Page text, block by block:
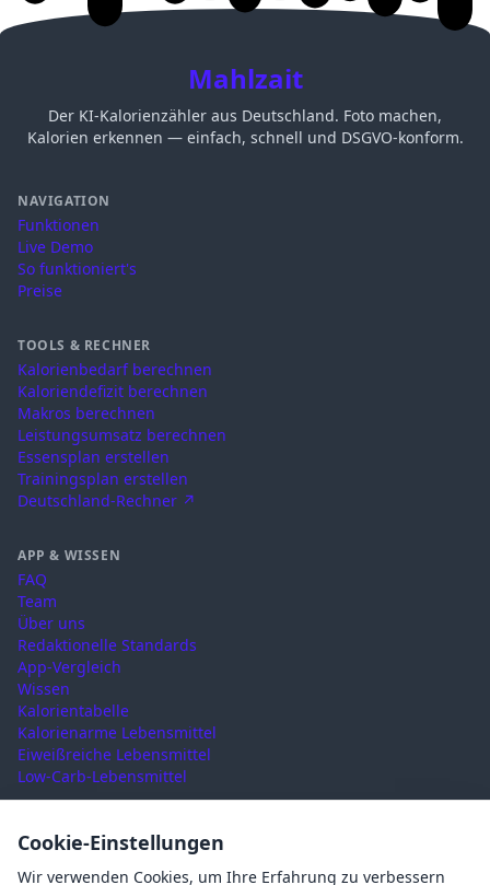
Mahlzait
Der KI-Kalorienzähler aus Deutschland. Foto machen,
Kalorien erkennen — einfach, schnell und DSGVO-konform.
NAVIGATION
Funktionen
Live Demo
So funktioniert's
Preise
TOOLS & RECHNER
Kalorienbedarf berechnen
Kaloriendefizit berechnen
Makros berechnen
Leistungsumsatz berechnen
Essensplan erstellen
Trainingsplan erstellen
Deutschland-Rechner ↗
APP & WISSEN
FAQ
Team
Über uns
Redaktionelle Standards
App-Vergleich
Wissen
Kalorientabelle
Kalorienarme Lebensmittel
Eiweißreiche Lebensmittel
Low-Carb-Lebensmittel
RECHTLICHES
Nutzungsbedingungen
Datenschutz
Cookie-Einstellungen
Wir verwenden Cookies, um Ihre Erfahrung zu verbessern